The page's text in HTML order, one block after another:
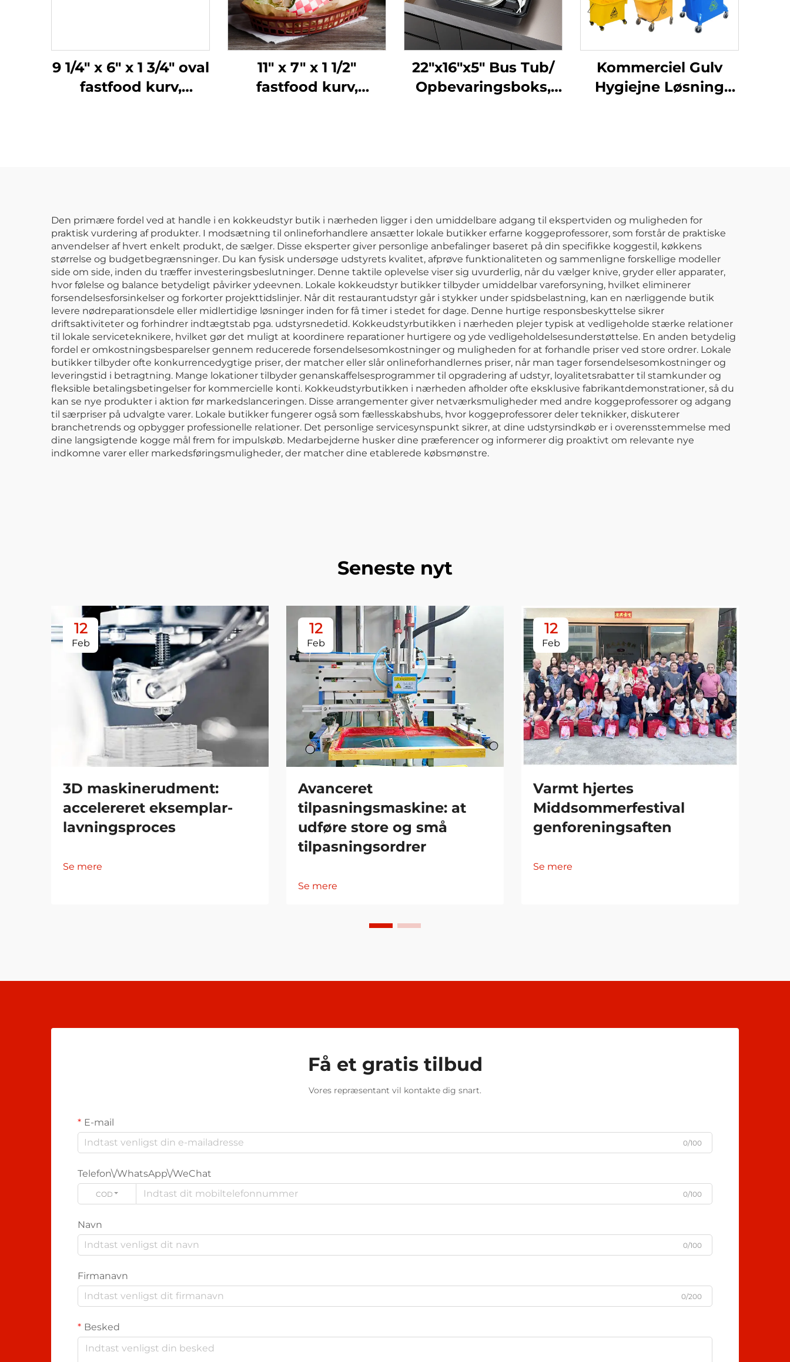
9 1/4" x 6" x 1 3/4" oval
fastfood kurv,
11" x 7" x 1 1/2"
fastfood kurv,
22"x16"x5" Bus Tub/
Opbevaringsboks,
Kommerciel Gulv
Hygiejne Løsning
Den primære fordel ved at handle i en kokkeudstyr butik i nærheden ligger i den umiddelbare adgang til ekspertviden og muligheden for
praktisk vurdering af produkter. I modsætning til onlineforhandlere ansætter lokale butikker erfarne koggeprofessorer, som forstår de praktiske
anvendelser af hvert enkelt produkt, de sælger. Disse eksperter giver personlige anbefalinger baseret på din specifikke koggestil, køkkens
størrelse og budgetbegrænsninger. Du kan fysisk undersøge udstyrets kvalitet, afprøve funktionaliteten og sammenligne forskellige modeller
side om side, inden du træffer investeringsbeslutninger. Denne taktile oplevelse viser sig uvurderlig, når du vælger knive, gryder eller apparater,
hvor følelse og balance betydeligt påvirker ydeevnen. Lokale kokkeudstyr butikker tilbyder umiddelbar vareforsyning, hvilket eliminerer
forsendelsesforsinkelser og forkorter projekttidslinjer. Når dit restaurantudstyr går i stykker under spidsbelastning, kan en nærliggende butik
levere nødreparationsdele eller midlertidige løsninger inden for få timer i stedet for dage. Denne hurtige responsbeskyttelse sikrer
driftsaktiviteter og forhindrer indtægtstab pga. udstyrsnedetid. Kokkeudstyrbutikken i nærheden plejer typisk at vedligeholde stærke relationer
til lokale serviceteknikere, hvilket gør det muligt at koordinere reparationer hurtigere og yde vedligeholdelsesunderstøttelse. En anden betydelig
fordel er omkostningsbesparelser gennem reducerede forsendelsesomkostninger og muligheden for at forhandle priser ved store ordrer. Lokale
butikker tilbyder ofte konkurrencedygtige priser, der matcher eller slår onlineforhandlernes priser, når man tager forsendelsesomkostninger og
leveringstid i betragtning. Mange lokationer tilbyder genanskaffelsesprogrammer til opgradering af udstyr, loyalitetsrabatter til stamkunder og
fleksible betalingsbetingelser for kommercielle konti. Kokkeudstyrbutikken i nærheden afholder ofte eksklusive fabrikantdemonstrationer, så du
kan se nye produkter i aktion før markedslanceringen. Disse arrangementer giver netværksmuligheder med andre koggeprofessorer og adgang
til særpriser på udvalgte varer. Lokale butikker fungerer også som fællesskabshubs, hvor koggeprofessorer deler teknikker, diskuterer
branchetrends og opbygger professionelle relationer. Det personlige servicesynspunkt sikrer, at dine udstyrsindkøb er i overensstemmelse med
dine langsigtende kogge mål frem for impulskøb. Medarbejderne husker dine præferencer og informerer dig proaktivt om relevante nye
indkomne varer eller markedsføringsmuligheder, der matcher dine etablerede købsmønstre.
Seneste nyt
12
Feb
3D maskinerudment:
accelereret eksemplar-
lavningsproces
Se mere
12
Feb
Avanceret
tilpasningsmaskine: at
udføre store og små
tilpasningsordrer
Se mere
12
Feb
Varmt hjertes
Middsommerfestival
genforeningsaften
Se mere
Få et gratis tilbud
Vores repræsentant vil kontakte dig snart.
E-mail
0/100
Telefon\/WhatsApp\/WeChat
CODE 0/100
Navn
0/100
Firmanavn
0/200
Besked